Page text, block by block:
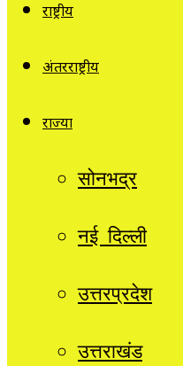
राष्ट्रीय
अंतरराष्ट्रीय
राज्यों
सोनभद्र
नई दिल्ली
उत्तरप्रदेश
उत्तराखंड